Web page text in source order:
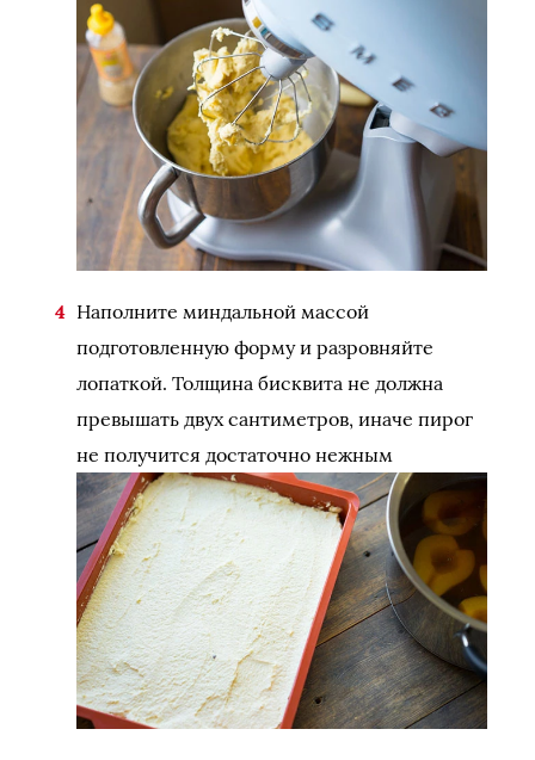
Наполните миндальной массой
подготовленную форму и разровняйте
лопаткой. Толщина бисквита не должна
превышать двух сантиметров, иначе пирог
не получится достаточно нежным